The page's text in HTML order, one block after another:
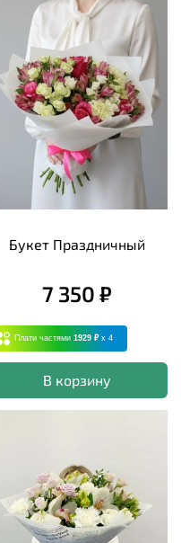
Букет Праздничный
7 350 ₽
Плати частями 1929 ₽ x 4
В корзину